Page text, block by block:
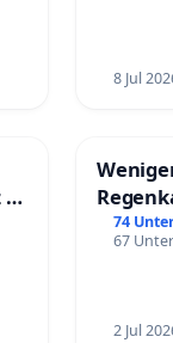
8 Jul
in
74
67
2 Jul